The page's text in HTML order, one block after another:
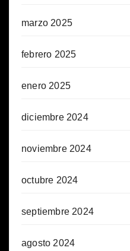
marzo 2025
febrero 2025
enero 2025
diciembre 2024
noviembre 2024
octubre 2024
septiembre 2024
agosto 2024